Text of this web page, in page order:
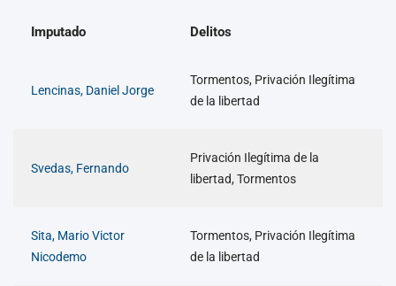
Imputado Delitos
Lencinas, Daniel Jorge
Tormentos, Privación Ilegítima
de la libertad
Svedas, Fernando
Privación Ilegítima de la
libertad, Tormentos
Sita, Mario Victor
Nicodemo
Tormentos, Privación Ilegítima
de la libertad